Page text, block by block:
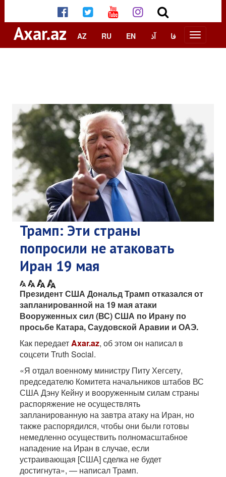
Axar.az AZ RU EN آذ فا
Трамп: Эти страны
попросили не атаковать
Иран 19 мая
Президент США Дональд Трамп отказался от
запланированной на 19 мая атаки
Вооруженных сил (ВС) США по Ирану по
просьбе Катара, Саудовской Аравии и ОАЭ.
Как передаетAxar.az, об этом он написал в
соцсети Truth Social.
«Я отдал военному министру Питу Хегсету,
председателю Комитета начальников штабов ВС
США Дэну Кейну и вооруженным силам страны
распоряжение не осуществлять
запланированную на завтра атаку на Иран, но
также распорядился, чтобы они были готовы
немедленно осуществить полномасштабное
нападение на Иран в случае, если
устраивающая [США] сделка не будет
достигнута», — написал Трамп.